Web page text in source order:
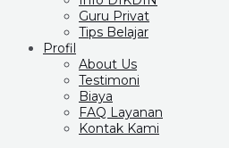
Guru Privat
Tips Belajar
Profil
About Us
Testimoni
Biaya
FAQ Layanan
Kontak Kami